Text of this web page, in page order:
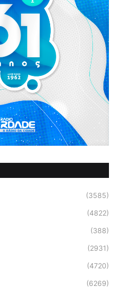
(3585)
(4822)
(388)
(2931)
(4720)
(6269)